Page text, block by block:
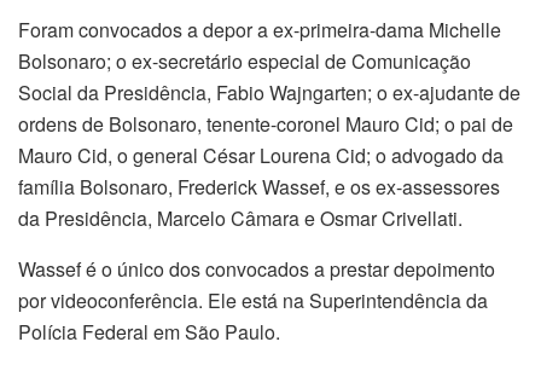
Foram convocados a depor a ex-primeira-dama Michelle
Bolsonaro; o ex-secretário especial de Comunicação
Social da Presidência, Fabio Wajngarten; o ex-ajudante de
ordens de Bolsonaro, tenente-coronel Mauro Cid; o pai de
Mauro Cid, o general César Lourena Cid; o advogado da
família Bolsonaro, Frederick Wassef, e os ex-assessores
da Presidência, Marcelo Câmara e Osmar Crivellati.
Wassef é o único dos convocados a prestar depoimento
por videoconferência. Ele está na Superintendência da
Polícia Federal em São Paulo.